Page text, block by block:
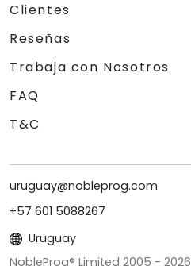
Clientes
Reseñas
Trabaja con Nosotros
FAQ
T&C
uruguay@nobleprog.com
+57 601 5088267
Uruguay
NobleProg® Limited 2005 - 2026